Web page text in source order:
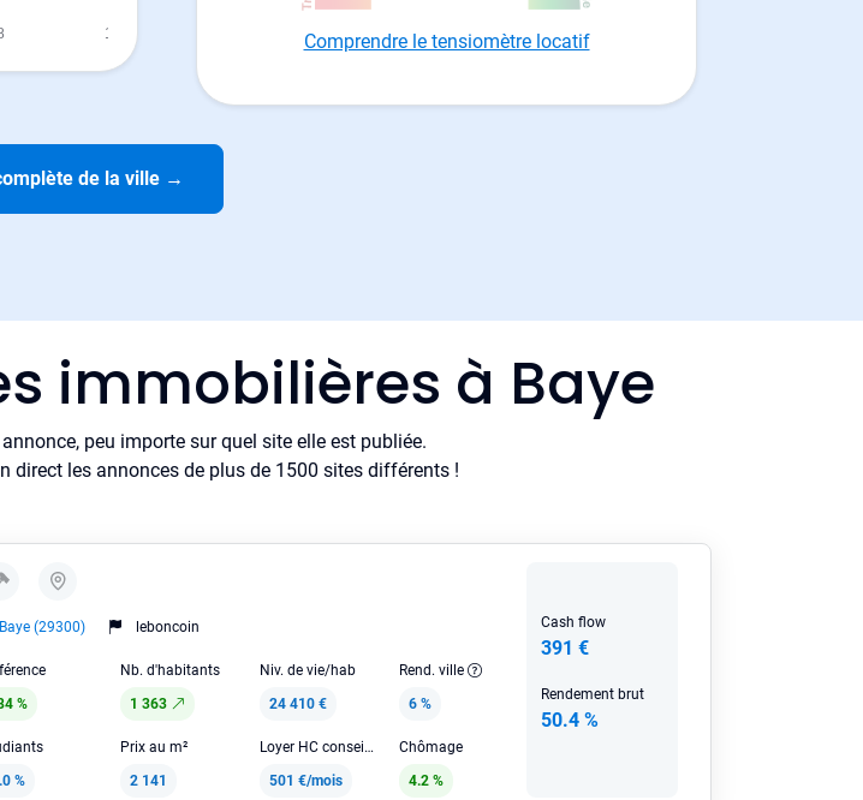
Comprendre le tensiomètre locatif
de la ville →
immobilières à Baye
peu importe sur quel site elle est publiée.
direct les annonces de plus de 1500 sites différents !
Baye (29300) leboncoin
%
Nb. d'habitants
1 363
Niv. de vie/hab
24 410 €
Rend. ville
6 %
%
Prix au m²
2 141
Loyer HC conseillé
501 €/mois
Chômage
4.2 %
Cash flow
391 €
Rendement brut
50.4 %